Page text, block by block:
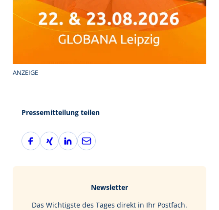
ANZEIGE
Pressemitteilung teilen
F
a
X
i
L
i
I
E
-
Newsletter
Das Wichtigste des Tages direkt in Ihr Postfach.